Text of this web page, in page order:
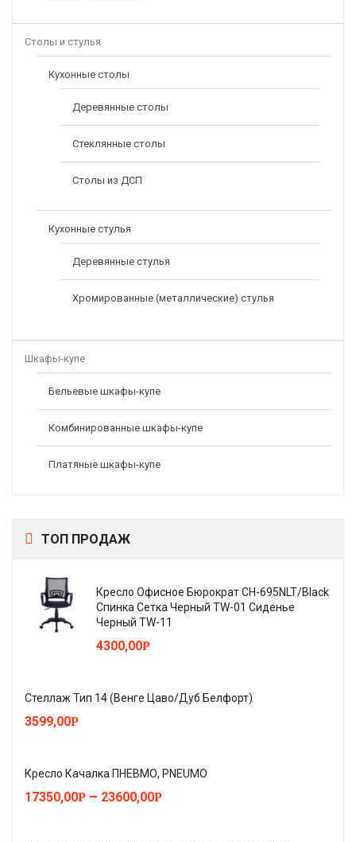
Столы и стулья
Кухонные столы
Деревянные столы
Стеклянные столы
Столы из ДСП
Кухонные стулья
Деревянные стулья
Хромированные (металлические) стулья
Шкафы-купе
Бельевые шкафы-купе
Комбинированные шкафы-купе
Платяные шкафы-купе
ТОП ПРОДАЖ
Кресло Офисное Бюрократ CH-695NLT/Black
Спинка Сетка Черный TW-01 Сиденье
Черный TW-11
4300,00Р
Стеллаж Тип 14 (Венге Цаво/Дуб Белфорт)
3599,00Р
Кресло Качалка ПНЕВМО, PNEUMO
17350,00Р – 23600,00Р